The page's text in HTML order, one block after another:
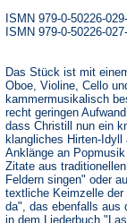
ISMN 979-0-50226-
ISMN 979-0-50226-
Das Stück ist mit
Oboe, Violine, Cello
kammermusikalisch
recht geringen
dass Christill nun ein
klangliches Hirten-
Anklänge an
Zitate aus
Feldern singen" oder
textliche Keimzelle
da", das ebenfalls aus
in dem Liederbuch